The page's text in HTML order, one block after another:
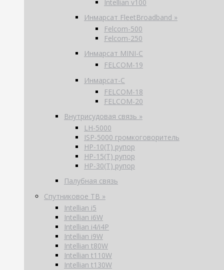
Intellian v100
Инмарсат FleetBroadband »
Felcom-500
Felcom-250
Инмарсат MINI-C
FELCOM-19
Инмарсат-С
FELCOM-18
FELCOM-20
Внутрисудовая связь »
LH-5000
ISP-5000 громкоговоритель
HP-10(T) рупор
HP-15(T) рупор
HP-30(T) рупор
Палубная связь
Спутниковое ТВ »
Intellian i5
Intellian i6W
Intellian i4/i4P
Intellian i9W
Intellian t80W
Intellian t110W
Intellian t130W